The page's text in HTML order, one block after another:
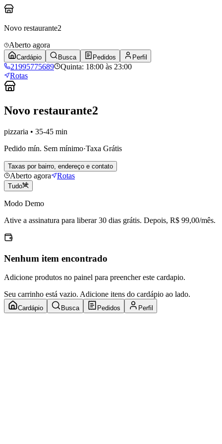
Novo restaurante2
Aberto agora
Cardápio Busca Pedidos Perfil
21995775689
Quinta: 18:00 às 23:00
Rotas
Novo restaurante2
pizzaria • 35-45 min
Pedido mín. Sem mínimo·Taxa Grátis
Taxas por bairro, endereço e contato
Aberto agora Rotas
Tudo
Modo Demo
Ative a assinatura para liberar 30 dias grátis. Depois, R$ 99,00/mês.
Nenhum item encontrado
Adicione produtos no painel para preencher este cardapio.
Seu carrinho está vazio. Adicione itens do cardápio ao lado.
Cardápio Busca Pedidos Perfil